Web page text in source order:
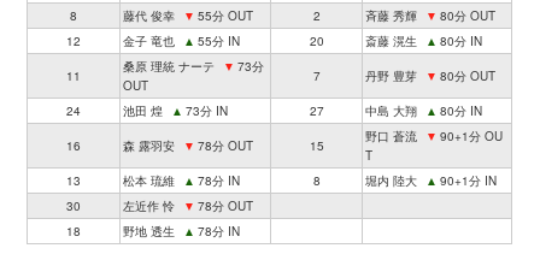
8
藤代 俊幸 ▼ 55分 OUT 2 斉藤 秀輝 ▼ 80分 OUT
12
金子 竜也 ▲ 55分 IN 20 斎藤 滉生 ▲ 80分 IN
11
桑原 理統 ナーテ ▼ 73分
OUT
7 丹野 豊芽 ▼ 80分 OUT
24 池田 煌 ▲ 73分 IN 27 中島 大翔 ▲ 80分 IN
16 森 露羽安 ▼ 78分 OUT 15
野口 蒼流 ▼ 90+1分 OU
T
13
松本 琉維 ▲ 78分 IN 8 堀内 陸大 ▲ 90+1分 IN
30
左近作 怜 ▼ 78分 OUT
18
野地 透生 ▲ 78分 IN